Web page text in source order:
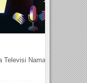
Televisi Nama